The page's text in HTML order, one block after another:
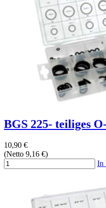
BGS 225- teiliges
10,90 €
(Netto 9,16 €)
In